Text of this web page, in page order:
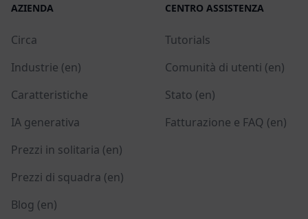
AZIENDA
Circa
Industrie (en)
Caratteristiche
IA generativa
Prezzi in solitaria (en)
Prezzi di squadra (en)
Blog (en)
CENTRO ASSISTENZA
Tutorials
Comunità di utenti (en)
Stato (en)
Fatturazione e FAQ (en)